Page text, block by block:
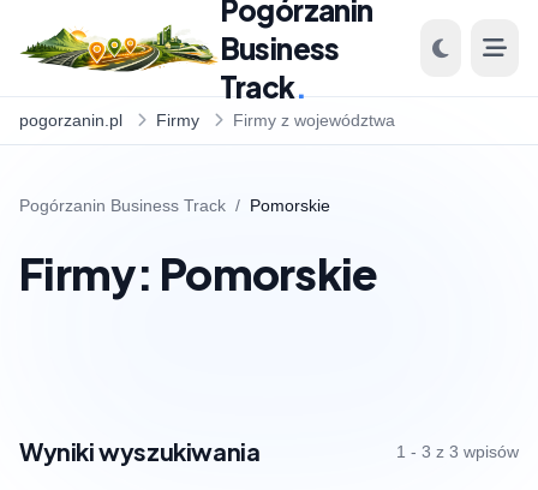
Pogórzanin
Business
Track.
pogorzanin.pl Firmy Firmy z województwa
Pogórzanin Business Track / Pomorskie
Firmy: Pomorskie
Wyniki wyszukiwania 1 - 3 z 3 wpisów